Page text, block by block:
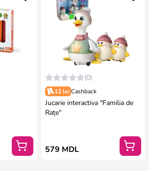
(0)
12 lei Cashback
Jucarie interactiva "Familia de
Rațe"
579 MDL